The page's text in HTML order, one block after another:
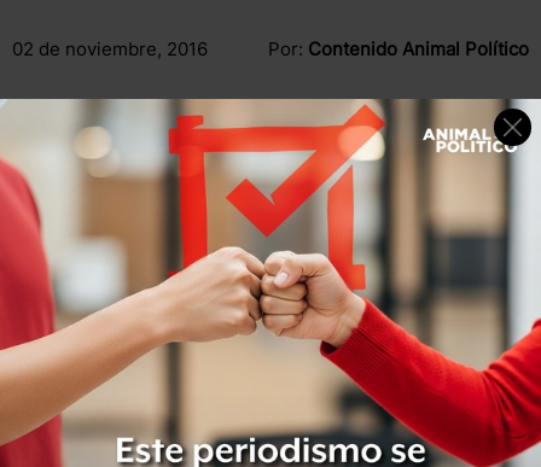
02 de noviembre, 2016 Por: Contenido Animal Político
Leer después
“(Los Zetas) son los que más pisotean la libertad de prensa
y los que cometen las peores atrocidades contra los
periodistas”.
Leer después